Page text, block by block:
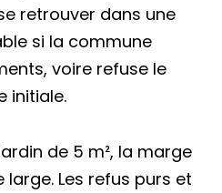
retrouver dans une
si la commune
voire refuse le
initiale.
de 5 m², la marge
Les refus purs et